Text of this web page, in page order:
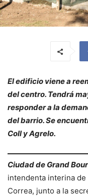
El edificio viene a
del centro. Tendrá
responder a la
del barrio. Se
Coll y Agrelo.
Ciudad de Grand
intendenta interina
Correa, junto a la